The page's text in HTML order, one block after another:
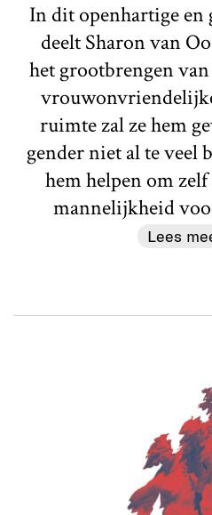
In dit openhartige en
deelt Sharon van
het grootbrengen
ruimte zal ze hem
gender niet al te veel
hem helpen om
mannelijkheid
Lees